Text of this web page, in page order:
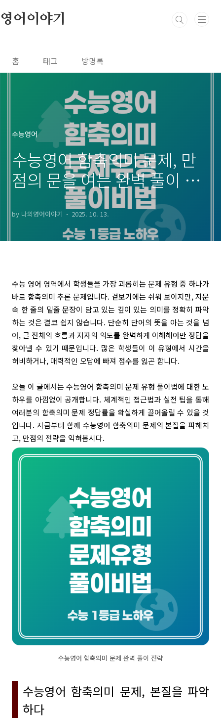
영어이야기
홈 태그 방명록
수능영어
수능영어 함축의미 문제, 만
점의 문을 여는 완벽 풀이 전
by 나의영어이야기 2025. 10. 13.
수능 영어 영역에서 학생들을 가장 괴롭히는 문제 유형 중 하나가
바로 함축의미 추론 문제입니다. 겉보기에는 쉬워 보이지만, 지문
속 한 줄의 밑줄 문장이 담고 있는 깊이 있는 의미를 정확히 파악
하는 것은 결코 쉽지 않습니다. 단순히 단어의 뜻을 아는 것을 넘
어, 글 전체의 흐름과 저자의 의도를 완벽하게 이해해야만 정답을
찾아낼 수 있기 때문입니다. 많은 학생들이 이 유형에서 시간을
허비하거나, 매력적인 오답에 빠져 점수를 잃곤 합니다.
오늘 이 글에서는 수능영어 함축의미 문제 유형 풀이법에 대한 노
하우를 아낌없이 공개합니다. 체계적인 접근법과 실전 팁을 통해
여러분의 함축의미 문제 정답률을 확실하게 끌어올릴 수 있을 것
입니다. 지금부터 함께 수능영어 함축의미 문제의 본질을 파헤치
고, 만점의 전략을 익혀봅시다.
수능영어 함축의미 문제 완벽 풀이 전략
수능영어 함축의미 문제, 본질을 파악
하다